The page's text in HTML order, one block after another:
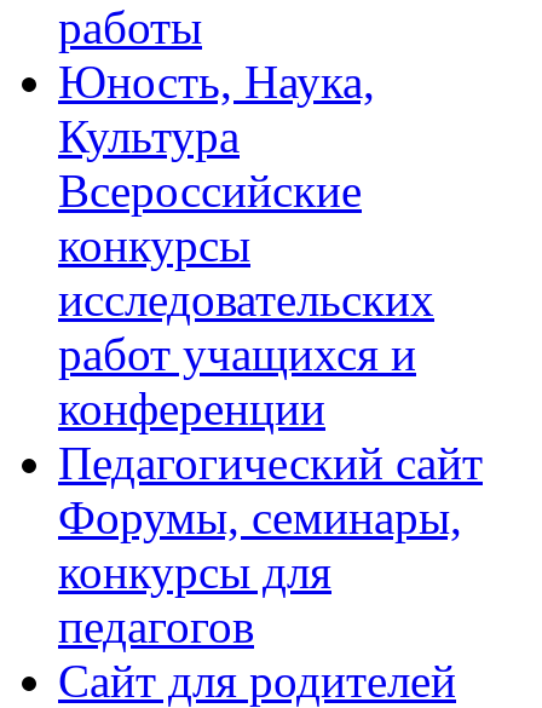
работы
Юность, Наука,
Культура
Всероссийские
конкурсы
исследовательских
работ учащихся и
конференции
Педагогический сайт
Форумы, семинары,
конкурсы для
педагогов
Сайт для родителей